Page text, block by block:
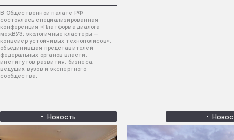
В Общественной палате РФ
состоялась специализированная
конференция «Платформа диалога
межВУЗ: экологичные кластеры —
конвейер устойчивых технополисов»,
объединившая представителей
федеральных органов власти,
институтов развития, бизнеса,
ведущих вузов и экспертного
сообщества.
Новость